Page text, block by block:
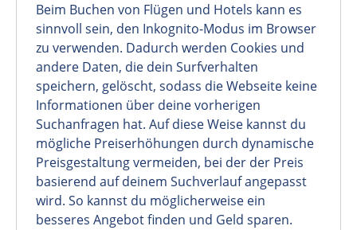
Beim Buchen von Flügen und Hotels kann es
sinnvoll sein, den Inkognito-Modus im Browser
zu verwenden. Dadurch werden Cookies und
andere Daten, die dein Surfverhalten
speichern, gelöscht, sodass die Webseite keine
Informationen über deine vorherigen
Suchanfragen hat. Auf diese Weise kannst du
mögliche Preiserhöhungen durch dynamische
Preisgestaltung vermeiden, bei der der Preis
basierend auf deinem Suchverlauf angepasst
wird. So kannst du möglicherweise ein
besseres Angebot finden und Geld sparen.